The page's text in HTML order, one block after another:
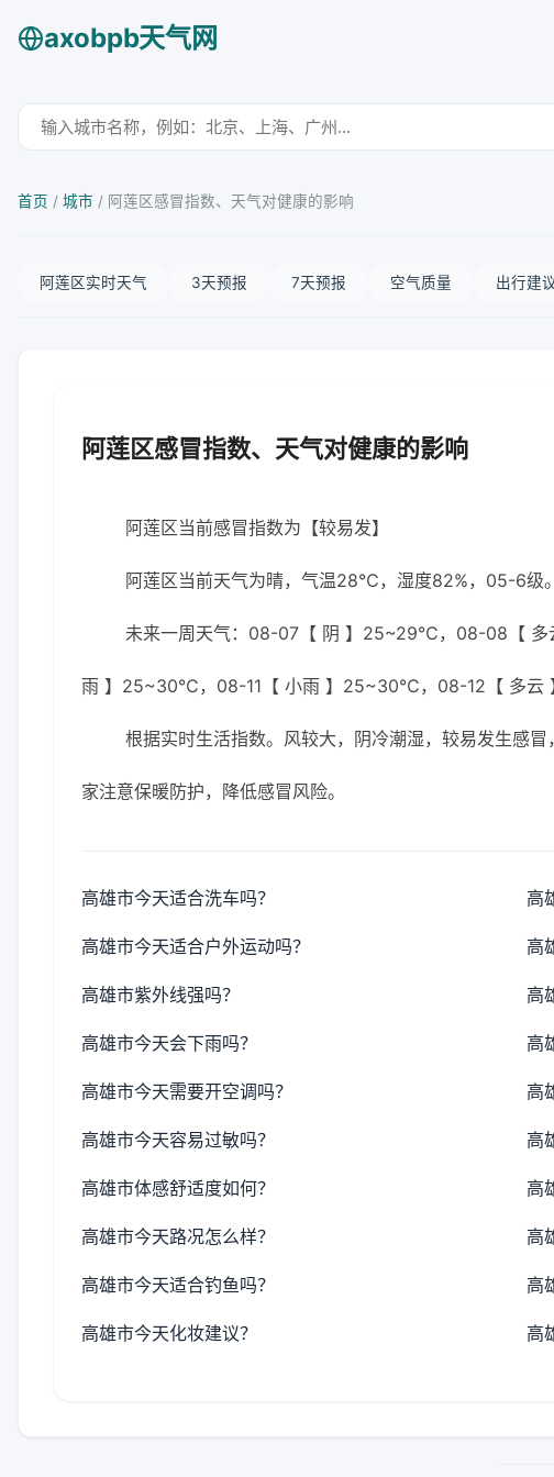
axobpb天气网
首页 / 城市 / 阿莲区感冒指数、天气对健康的影响
阿莲区实时天气 3天预报 7天预报 空气质量 出行建
阿莲区感冒指数、天气对健康的影响
阿莲区当前感冒指数为【较易发】
阿莲区当前天气为晴，气温28℃，湿度82%，05-6级。
未来一周天气：08-07【 阴 】25~29℃，08-08【
雨 】25~30℃，08-11【 小雨 】25~30℃，08-12【 多
根据实时生活指数。风较大，阴冷潮湿，较易发生感
家注意保暖防护，降低感冒风险。
高雄市今天适合洗车吗？ 高
高雄市今天适合户外运动吗？ 高
高雄市紫外线强吗？ 高
高雄市今天会下雨吗？ 高
高雄市今天需要开空调吗？ 高
高雄市今天容易过敏吗？ 高
高雄市体感舒适度如何？ 高
高雄市今天路况怎么样？ 高
高雄市今天适合钓鱼吗？ 高
高雄市今天化妆建议？ 高